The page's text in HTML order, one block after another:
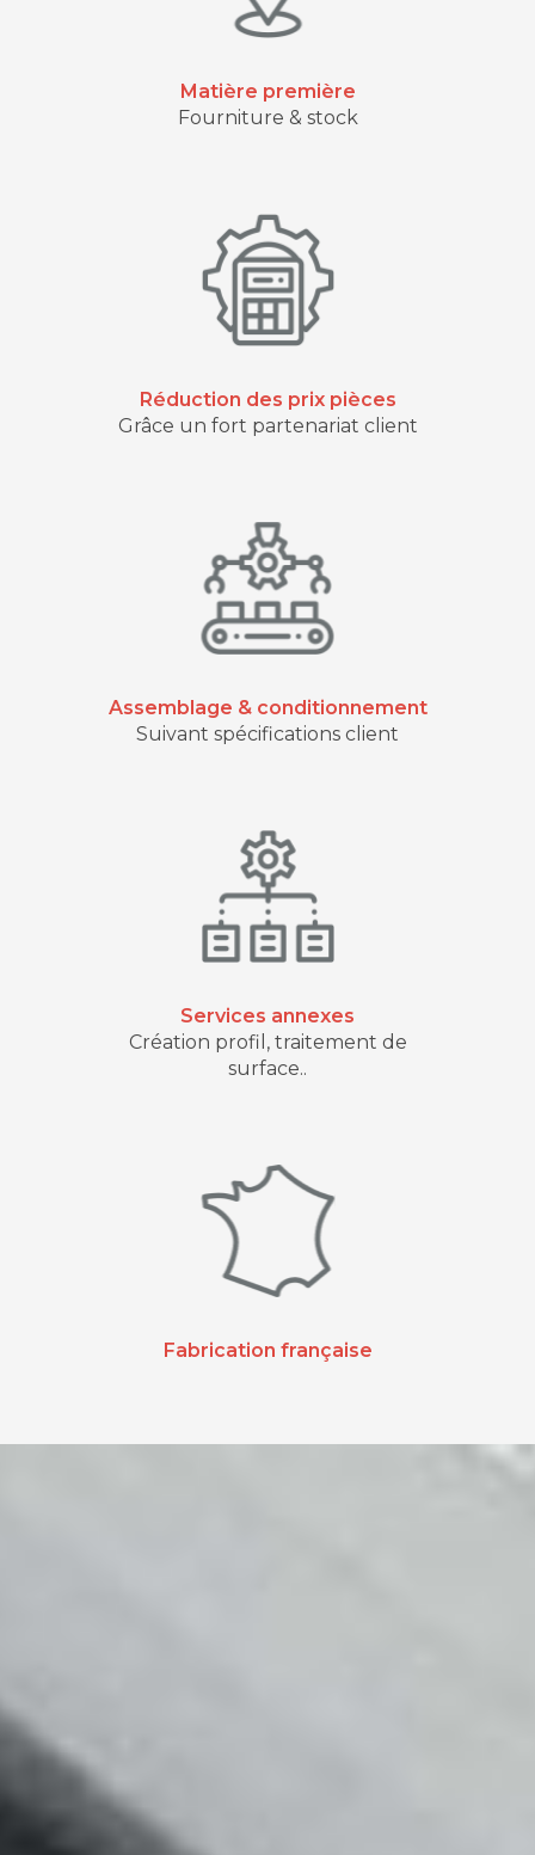
Matière première
Fourniture & stock
Réduction des prix pièces
Grâce un fort partenariat client
Assemblage & conditionnement
Suivant spécifications client
Services annexes
Création profil, traitement de
surface..
Fabrication française